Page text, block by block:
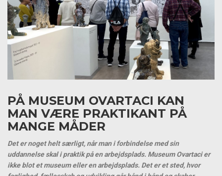
PÅ MUSEUM OVARTACI KAN
MAN VÆRE PRAKTIKANT PÅ
MANGE MÅDER
Det er noget helt særligt, når man i forbindelse med sin
uddannelse skal i praktik på en arbejdsplads. Museum Ovartaci er
ikke blot et museum eller en arbejdsplads. Det er et sted, hvor